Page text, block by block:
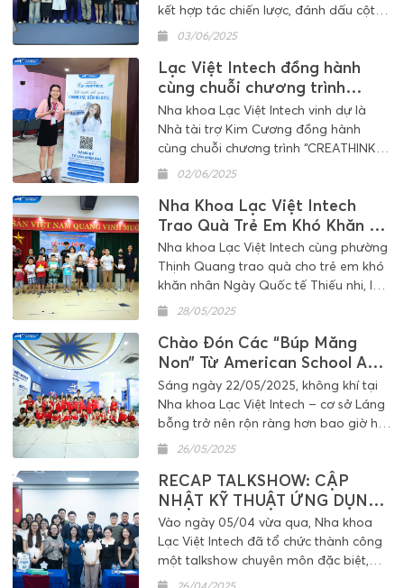
kết hợp tác chiến lược, đánh dấu cột
mốc mới trong mối quan hệ gắn bó
nhau trong nhiều năm qua.
03/06/2025
Lạc Việt Intech đồng hành
cùng chuỗi chương trình
“CREATHINK"
Nha khoa Lạc Việt Intech vinh dự là
Nhà tài trợ Kim Cương đồng hành
cùng chuỗi chương trình “CREATHINK”
– sân chơi trí tuệ do Management and
Hàng TP.HCM tổ chức.
02/06/2025
Nha Khoa Lạc Việt Intech
Trao Quà Trẻ Em Khó Khăn Tại
Phường Thịnh Quang
Nha khoa Lạc Việt Intech cùng phường
Thịnh Quang trao quà cho trẻ em khó
khăn nhân Ngày Quốc tế Thiếu nhi, lan
tỏa yêu thương và trách nhiệm cộng
28/05/2025
Chào Đón Các “Búp Măng
Non” Từ American School ASG
Đến Tham Quan Và Khám
Răng
Sáng ngày 22/05/2025, không khí tại
Nha khoa Lạc Việt Intech – cơ sở Láng
bỗng trở nên rộn ràng hơn bao giờ hết
khi đón tiếp 30 em học sinh mầm non
tham quan và trải nghiệm khám răng
định kỳ.
26/05/2025
RECAP TALKSHOW: CẬP
NHẬT KỸ THUẬT ỨNG DỤNG
MINIVIS TRONG CHỈNH NHA
Vào ngày 05/04 vừa qua, Nha khoa
Lạc Việt Intech đã tổ chức thành công
một talkshow chuyên môn đặc biệt,
phối hợp cùng American Orthodontics